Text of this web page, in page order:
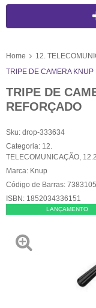
Home
12.
TRIPE DE CAMERA
TRIPE DE
REFORÇADO
Sku: drop-333634
Categoria: 12.
TELECOMUNICAÇÃO
Marca: Knup
Código de Barras:
ISBN: 1852034336151
LANÇAMENTO